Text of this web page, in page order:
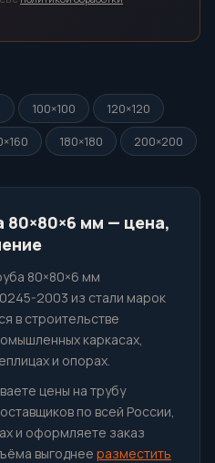
100×100
120×120
180×180 200×200
80×80×6 мм — цена,
80×80×6 мм
2003 из стали марок
в строительстве
каркасах,
и опорах.
цены на трубу
по всей России,
и оформляете заказ
выгоднее разместить